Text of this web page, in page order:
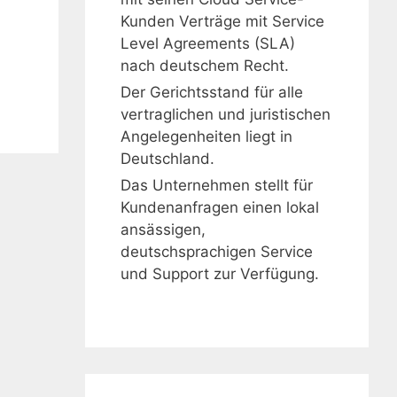
Kunden Verträge mit Service
Level Agreements (SLA)
nach deutschem Recht.
Der Gerichtsstand für alle
vertraglichen und juristischen
Angelegenheiten liegt in
Deutschland.
Das Unternehmen stellt für
Kundenanfragen einen lokal
ansässigen,
deutschsprachigen Service
und Support zur Verfügung.